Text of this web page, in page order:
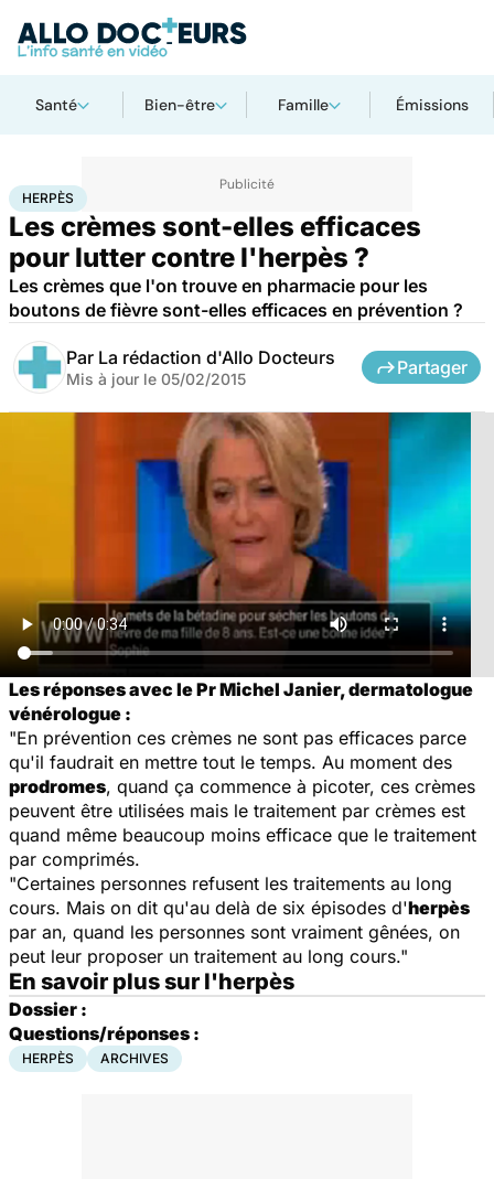
Santé Bien-être Famille Émissions
AccueilSanté
HERPÈS
Les crèmes sont-elles efficaces
pour lutter contre l'herpès ?
Les crèmes que l'on trouve en pharmacie pour les
boutons de fièvre sont-elles efficaces en prévention ?
Par La rédaction d'Allo Docteurs
Mis à jour le 05/02/2015
Partager
Les réponses avec le Pr Michel Janier, dermatologue
vénérologue :
"En prévention ces crèmes ne sont pas efficaces parce
qu'il faudrait en mettre tout le temps. Au moment des
prodromes, quand ça commence à picoter, ces crèmes
peuvent être utilisées mais le traitement par crèmes est
quand même beaucoup moins efficace que le traitement
par comprimés.
"Certaines personnes refusent les traitements au long
cours. Mais on dit qu'au delà de six épisodes d'herpès
par an, quand les personnes sont vraiment gênées, on
peut leur proposer un traitement au long cours."
En savoir plus sur l'herpès
Dossier :
Questions/réponses :
HERPÈS ARCHIVES